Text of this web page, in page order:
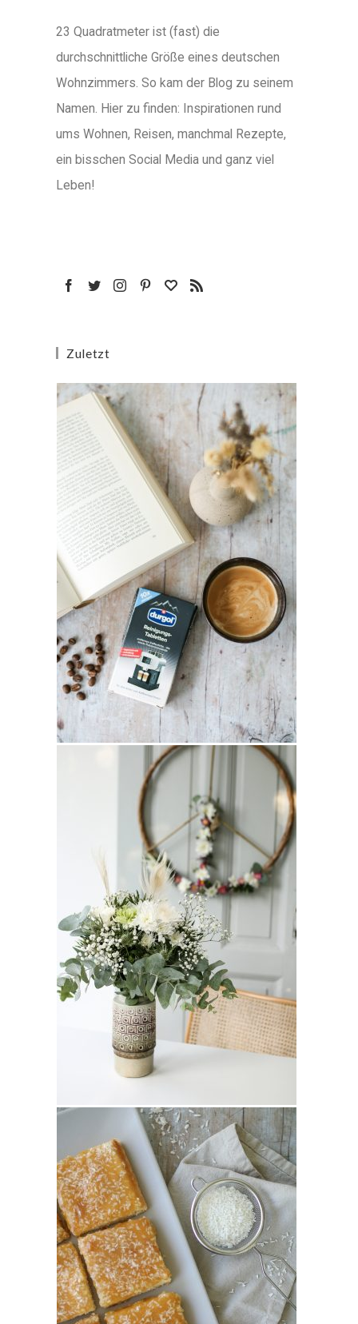
23 Quadratmeter ist (fast) die
durchschnittliche Größe eines deutschen
Wohnzimmers. So kam der Blog zu seinem
Namen. Hier zu finden: Inspirationen rund
ums Wohnen, Reisen, manchmal Rezepte,
ein bisschen Social Media und ganz viel
Leben!
Zuletzt